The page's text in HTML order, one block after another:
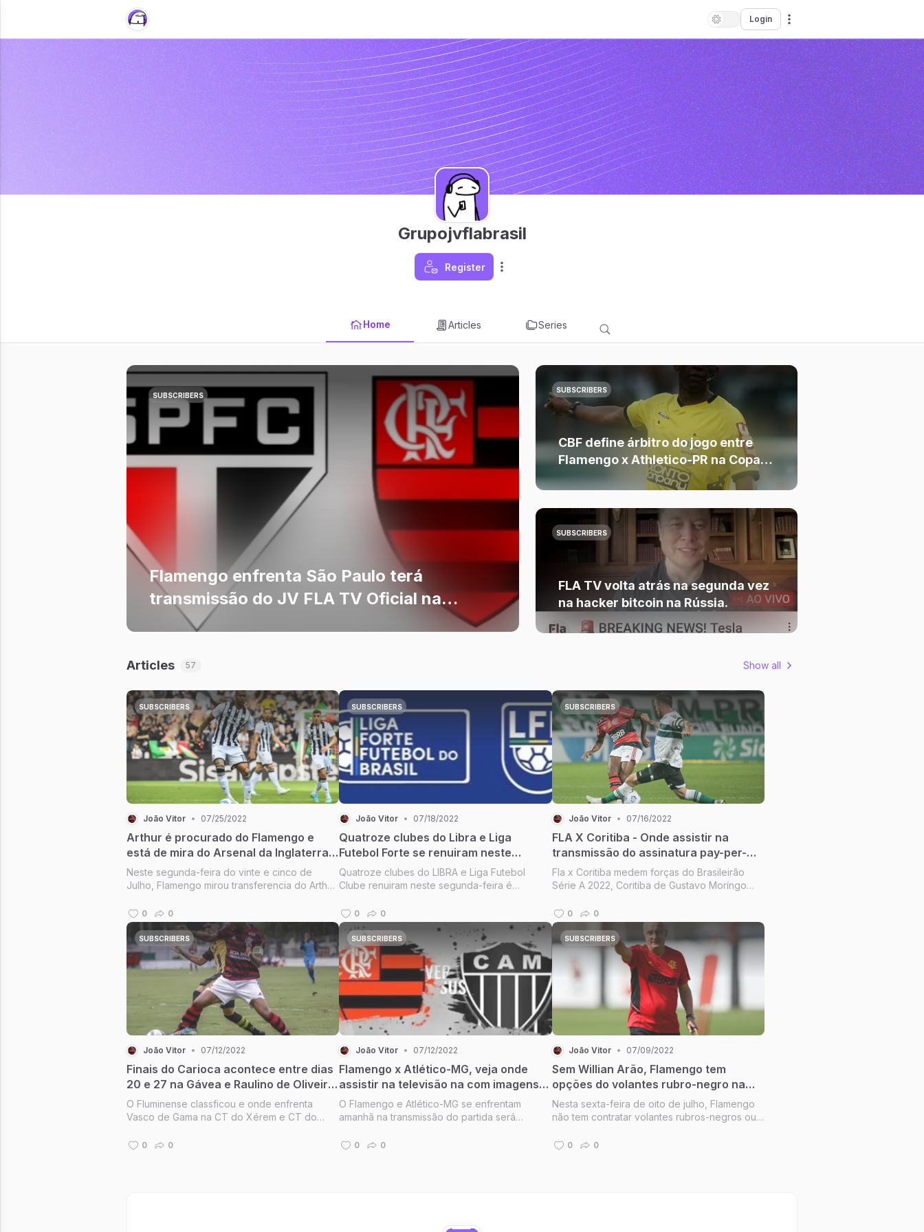
Login
Grupojvflabrasil
Register
Home Articles Series
Flamengo enfrenta São Paulo terá
transmissão do JV FLA TV Oficial na
Campeonato Brasileiro Série A.
SUBSCRIBERS
CBF define árbitro do jogo entre
Flamengo x Athletico-PR na Copa
do Brasil.
SUBSCRIBERS
FLA TV volta atrás na segunda vez
na hacker bitcoin na Rússia.
SUBSCRIBERS
Articles 57 Show all
SUBSCRIBERS
João Vitor • 07/25/2022
Arthur é procurado do Flamengo e
está de mira do Arsenal da Inglaterra
no Brasil.
Neste segunda-feira do vinte e cinco de
Julho, Flamengo mirou transferencia do Arthur
Barbosa desde 2019, decidiu transferir ao
Flamengo neste ano mágico do 2019 e
pandemia, Flamengo contratou nes...
0 0
SUBSCRIBERS
João Vitor • 07/18/2022
Quatroze clubes do Libra e Liga
Futebol Forte se renuiram neste
segunda-feira no Brasil em São Paulo.
Quatroze clubes do LIBRA e Liga Futebol
Clube renuiram neste segunda-feira é
Paulo é reniuado sem Landim não viajou ao
São Paulo no encontra rivais do Campeonato
Brasileiro com Vasco, Fluminense, Bota...
0 0
SUBSCRIBERS
João Vitor • 07/16/2022
FLA X Coritiba - Onde assistir na
transmissão do assinatura pay-per-
wiew na SKY, estátaticas no tempo
real no JV FLA APP transmite em
Coritiba e muito mais.
Fla x Coritiba medem forças do Brasileirão
Série A 2022, Coritiba de Gustavo Moríngo
onde enfrenta a Flamengo com volta do Alex
Muralha lembra no Flamengo de 2016 na Zé
Ricardo contratou grandes des...
0 0
SUBSCRIBERS
João Vitor • 07/12/2022
Finais do Carioca acontece entre dias
20 e 27 na Gávea e Raulino de Oliveira
terá transmissão do JV FLA TV e FLA
TV serão compratilhados na com
Carioca Sub-20.
O Fluminense classficou e onde enfrenta
Vasco de Gama na CT do Xérem e CT do
transmissão do FLA TV e JV FLA TV/ VASCO
0 0
SUBSCRIBERS
João Vitor • 07/12/2022
Flamengo x Atlético-MG, veja onde
assistir na televisão na com imagens
do partida, arbitragens, desfalques.
O Flamengo e Atlético-MG se enfrentam
amanhã na transmissão do partida será
fez um partida exibiu Corinthians x Flamengo
0 0
SUBSCRIBERS
João Vitor • 07/09/2022
Sem Willian Arão, Flamengo tem
opções do volantes rubro-negro na
Brasil.
Nesta sexta-feira de oito de julho, Flamengo
não tem contratar volantes rubros-negros ou
décima onze do julho de 2018 e assinou
0 0